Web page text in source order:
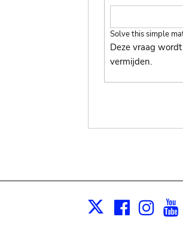
Solve this simple
Deze vraag
vermijden.
X